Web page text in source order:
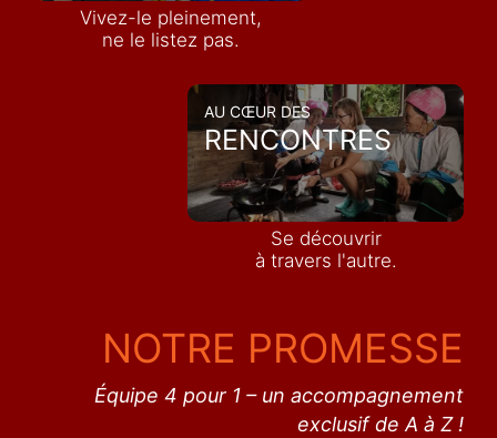
Vivez-le pleinement,
ne le listez pas.
AU CŒUR DES
RENCONTRES
Se découvrir
à travers l'autre.
NOTRE PROMESSE
Équipe 4 pour 1 – un accompagnement
exclusif de A à Z !